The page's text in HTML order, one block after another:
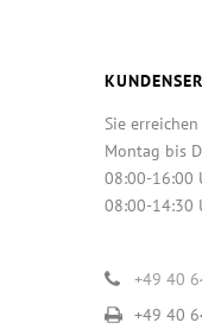
Sie
Montag bis
08:00-16:00
08:00-14:30
+49 40
+49 40